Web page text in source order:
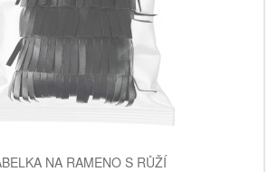
NA RAMENO S RŮŽÍ